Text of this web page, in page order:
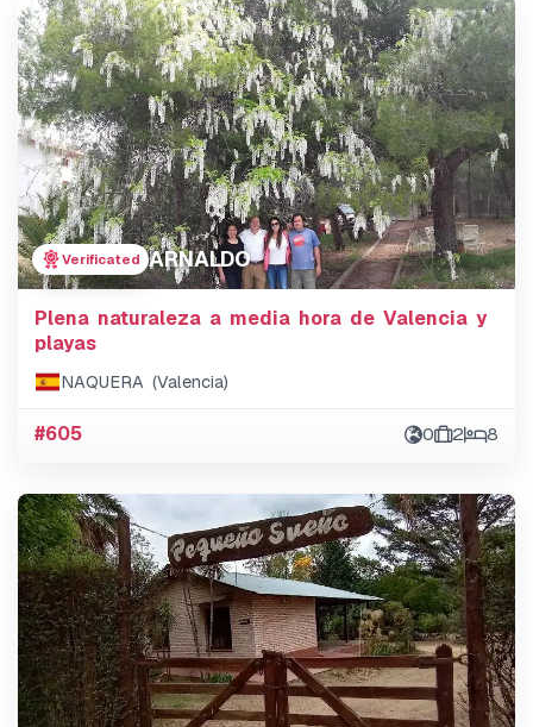
Verificated ARNALDO
Plena naturaleza a media hora de Valencia y
playas
NAQUERA (Valencia)
#605 0 2 8